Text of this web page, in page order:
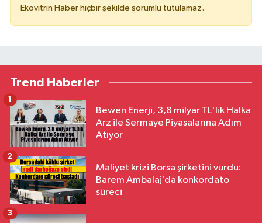
Ekovitrin Haber hiçbir şekilde sorumlu tutulamaz.
Trend Haberler
Bewen Enerji, 3,8 milyar TL'lik Halka
Arz ile Sermaye Piyasalarına Adım
Atıyor
1
Maliyet krizi Borsa şirketini vurdu:
Barem Ambalaj’da konkordato
süreci
2
3